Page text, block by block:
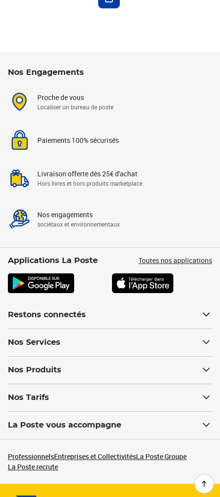
Nos Engagements
Proche de vous
Localiser un bureau de poste
Paiements 100% sécurisés
Livraison offerte dès 25€ d'achat
Hors livres et hors produits marketplace
Nos engagements
sociétaux et environnementaux
Applications La Poste Toutes nos applications
Restons connectés
Nos Services
Nos Produits
Nos Tarifs
La Poste vous accompagne
ProfessionnelsEntreprises et CollectivitésLa Poste Groupe
La Poste recrute